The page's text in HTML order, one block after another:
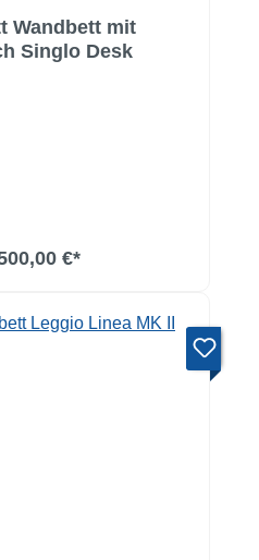
Wandbett mit
Singlo Desk
€*